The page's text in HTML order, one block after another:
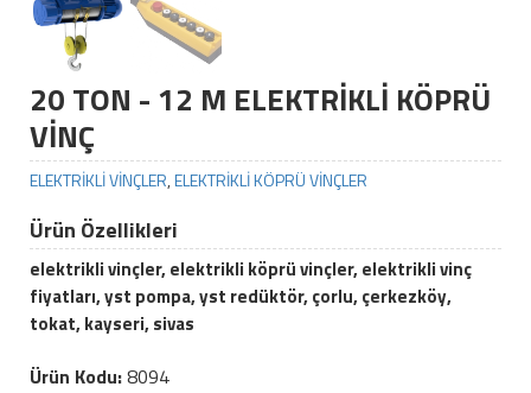
20 TON - 12 M ELEKTRİKLİ KÖPRÜ
VİNÇ
ELEKTRİKLİ VİNÇLER,ELEKTRİKLİ KÖPRÜ VİNÇLER
Ürün Özellikleri
elektrikli vinçler, elektrikli köprü vinçler, elektrikli vinç
fiyatları, yst pompa, yst redüktör, çorlu, çerkezköy,
tokat, kayseri, sivas
Ürün Kodu:8094